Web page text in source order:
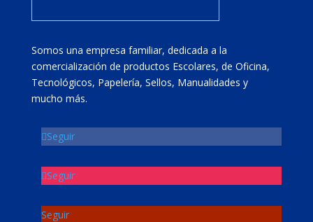
Somos una empresa familiar, dedicada a la
comercialización de productos Escolares, de Oficina,
Tecnológicos, Papelería, Sellos, Manualidades y
mucho más.
Seguir
Seguir
Seguir